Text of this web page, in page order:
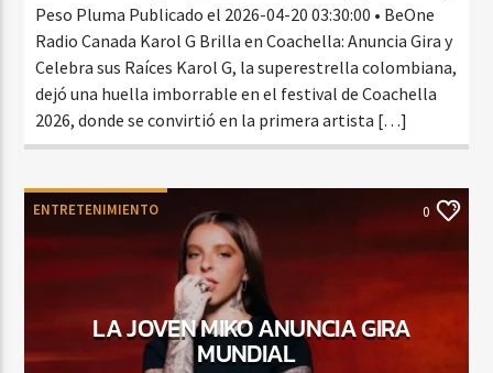
Peso Pluma Publicado el 2026-04-20 03:30:00 • BeOne
Radio Canada Karol G Brilla en Coachella: Anuncia Gira y
Celebra sus Raíces Karol G, la superestrella colombiana,
dejó una huella imborrable en el festival de Coachella
2026, donde se convirtió en la primera artista […]
ENTRETENIMIENTO 0
LA JOVEN MIKO ANUNCIA GIRA
MUNDIAL